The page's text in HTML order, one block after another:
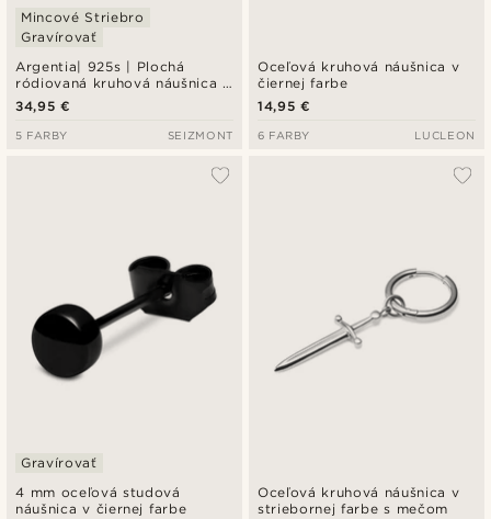
Argentia| 925s | Plochá
ródiovaná kruhová náušnica z
mincového striebra
Mincové Striebro
Gravírovať
34,95 €
5 FARBY SEIZMONT
Oceľová kruhová náušnica v
čiernej farbe
14,95 €
6 FARBY LUCLEON
4 mm oceľová studová
náušnica v čiernej farbe
Gravírovať
Oceľová kruhová náušnica v
striebornej farbe s mečom